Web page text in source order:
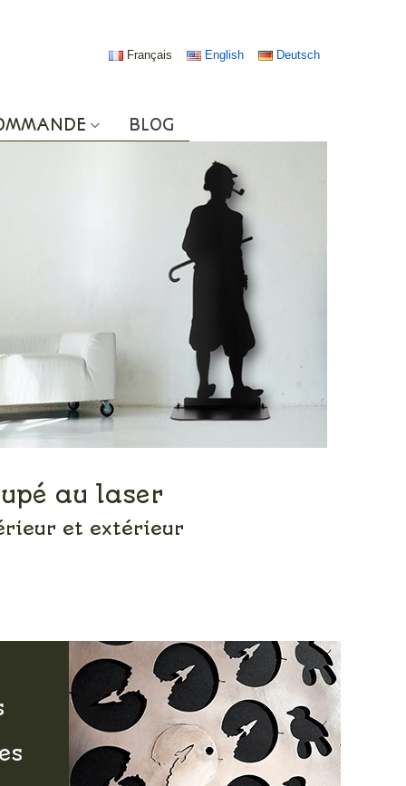
Français English Deutsch
BLOG
au laser
et extérieur